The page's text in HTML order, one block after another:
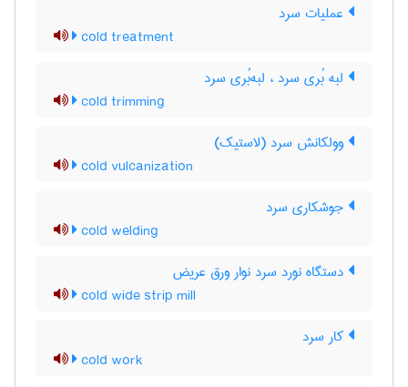
عملیات سرد
cold treatment
لبه بُری سرد ، لبه‌بُری سرد
cold trimming
وولکانش سرد (لاستیک)
cold vulcanization
جوشکاری سرد
cold welding
دستگاه نورد سرد نوار ورق عریض
cold wide strip mill
کار سرد
cold work